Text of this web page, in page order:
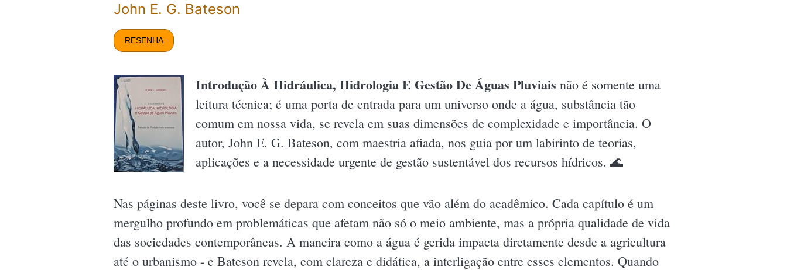
John E. G. Bateson
RESENHA
Introdução À Hidráulica, Hidrologia E Gestão De Águas Pluviais não é somente uma
leitura técnica; é uma porta de entrada para um universo onde a água, substância tão
comum em nossa vida, se revela em suas dimensões de complexidade e importância. O
autor, John E. G. Bateson, com maestria afiada, nos guia por um labirinto de teorias,
aplicações e a necessidade urgente de gestão sustentável dos recursos hídricos. 🌊
Nas páginas deste livro, você se depara com conceitos que vão além do acadêmico. Cada capítulo é um
mergulho profundo em problemáticas que afetam não só o meio ambiente, mas a própria qualidade de vida
das sociedades contemporâneas. A maneira como a água é gerida impacta diretamente desde a agricultura
até o urbanismo - e Bateson revela, com clareza e didática, a interligação entre esses elementos. Quando